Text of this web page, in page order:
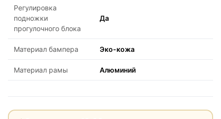
Регулировка
подножки
прогулочного блока
Да
Материал бампера Эко-кожа
Материал рамы Алюминий